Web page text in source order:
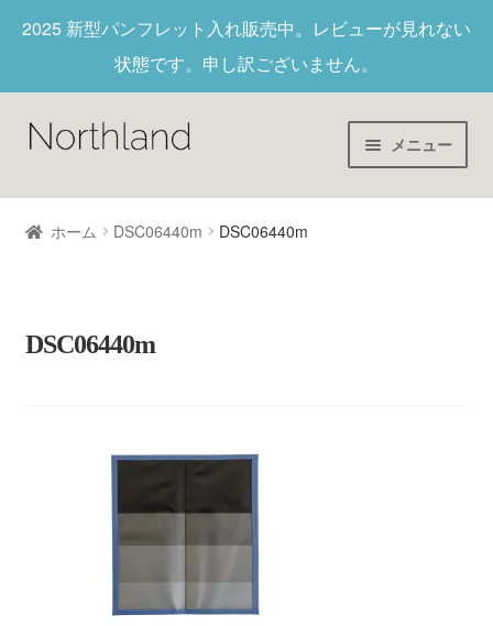
2025 新型パンフレット入れ販売中。レビューが見れない
状態です。申し訳ございません。
メニュー
Home
ヌメ革
アウトレット
聖書カバー
ホーム DSC06440m DSC06440m
DSC06440m